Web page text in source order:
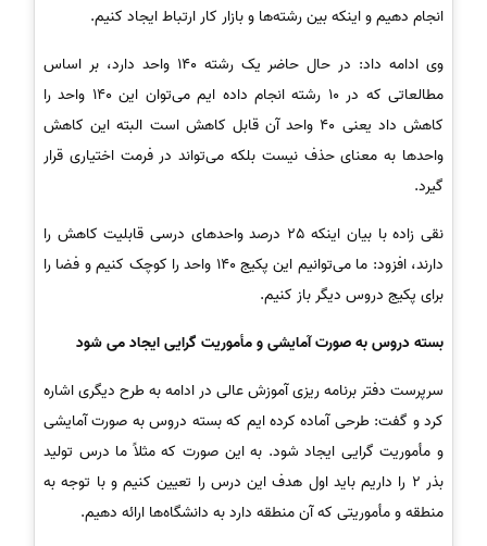
انجام دهیم و اینکه بین رشته‌ها و بازار کار ارتباط ایجاد کنیم.
وی ادامه داد: در حال حاضر یک رشته 140 واحد دارد، بر اساس
مطالعاتی که در 10 رشته انجام داده ایم می‌توان این 140 واحد را
کاهش داد یعنی 40 واحد آن قابل کاهش است البته این کاهش
واحدها به معنای حذف نیست بلکه می‌تواند در فرمت اختیاری قرار
گیرد.
نقی زاده با بیان اینکه 25 درصد واحدهای درسی قابلیت کاهش را
دارند، افزود: ما می‌توانیم این پکیج 140 واحد را کوچک کنیم و فضا را
برای پکیج دروس دیگر باز کنیم.
بسته دروس به صورت آمایشی و مأموریت گرایی ایجاد می شود
سرپرست دفتر برنامه ریزی آموزش عالی در ادامه به طرح دیگری اشاره
کرد و گفت: طرحی آماده کرده ایم که بسته دروس به صورت آمایشی
و مأموریت گرایی ایجاد شود. به این صورت که مثلاً ما درس تولید
بذر 2 را داریم باید اول هدف این درس را تعیین کنیم و با توجه به
منطقه و مأموریتی که آن منطقه دارد به دانشگاه‌ها ارائه دهیم.